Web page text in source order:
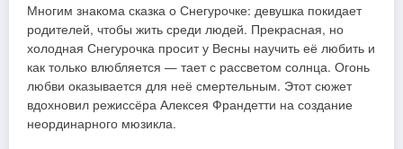
Многим знакома сказка о Снегурочке: девушка покидает
родителей, чтобы жить среди людей. Прекрасная, но
холодная Снегурочка просит у Весны научить её любить и
как только влюбляется — тает с рассветом солнца. Огонь
любви оказывается для неё смертельным. Этот сюжет
вдохновил режиссёра Алексея Франдетти на создание
неординарного мюзикла.